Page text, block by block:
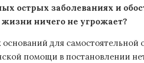
острых заболеваниях и
ничего не угрожает?
для
помощи в постановлении